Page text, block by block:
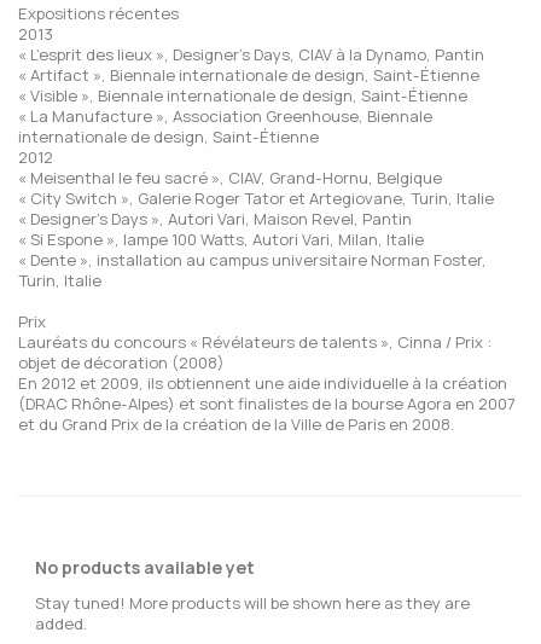
Expositions récentes
2013
« L’esprit des lieux », Designer’s Days, CIAV à la Dynamo, Pantin
« Artifact », Biennale internationale de design, Saint-Étienne
« Visible », Biennale internationale de design, Saint-Étienne
« La Manufacture », Association Greenhouse, Biennale
internationale de design, Saint-Étienne
2012
« Meisenthal le feu sacré », CIAV, Grand-Hornu, Belgique
« City Switch », Galerie Roger Tator et Artegiovane, Turin, Italie
« Designer’s Days », Autori Vari, Maison Revel, Pantin
« Si Espone », lampe 100 Watts, Autori Vari, Milan, Italie
« Dente », installation au campus universitaire Norman Foster,
Turin, Italie
Prix
Lauréats du concours « Révélateurs de talents », Cinna / Prix :
objet de décoration (2008)
En 2012 et 2009, ils obtiennent une aide individuelle à la création
(DRAC Rhône-Alpes) et sont finalistes de la bourse Agora en 2007
et du Grand Prix de la création de la Ville de Paris en 2008.
No products available yet
Stay tuned! More products will be shown here as they are
added.